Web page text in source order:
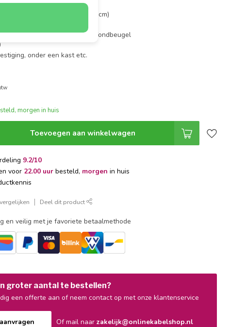
23 tot 55 inch (58 tot 140 cm)
90° kantelbare inklapbare plafondbeugel
onder een kast etc.
morgen in huis
Toevoegen aan winkelwagen
9.2/10
voor 22.00 uur besteld, morgen in huis
Deel dit product
en veilig met je favoriete betaalmethode
groter aantal te bestellen?
een offerte aan of neem contact op met onze klantenservice
Of mail naarzakelijk@onlinekabelshop.nl